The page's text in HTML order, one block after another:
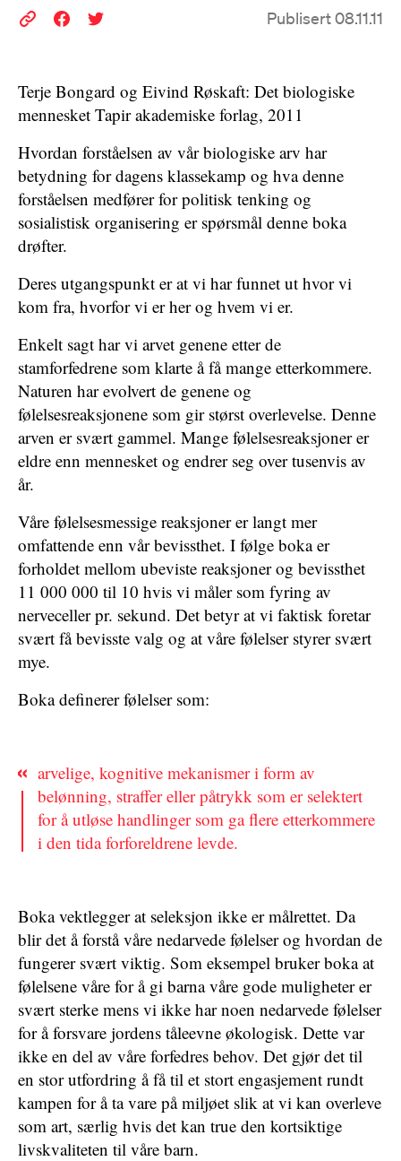
Publisert 08.11.11
Terje Bongard og Eivind Røskaft: Det biologiske
mennesket Tapir akademiske forlag, 2011
Hvordan forståelsen av vår biologiske arv har
betydning for dagens klassekamp og hva denne
forståelsen medfører for politisk tenking og
sosialistisk organisering er spørsmål denne boka
drøfter.
Deres utgangspunkt er at vi har funnet ut hvor vi
kom fra, hvorfor vi er her og hvem vi er.
Enkelt sagt har vi arvet genene etter de
stamforfedrene som klarte å få mange etterkommere.
Naturen har evolvert de genene og
følelsesreaksjonene som gir størst overlevelse. Denne
arven er svært gammel. Mange følelsesreaksjoner er
eldre enn mennesket og endrer seg over tusenvis av
år.
Våre følelsesmessige reaksjoner er langt mer
omfattende enn vår bevissthet. I følge boka er
forholdet mellom ubeviste reaksjoner og bevissthet
11 000 000 til 10 hvis vi måler som fyring av
nerveceller pr. sekund. Det betyr at vi faktisk foretar
svært få bevisste valg og at våre følelser styrer svært
mye.
Boka definerer følelser som:
arvelige, kognitive mekanismer i form av
belønning, straffer eller påtrykk som er selektert
for å utløse handlinger som ga flere etterkommere
i den tida forforeldrene levde.
Boka vektlegger at seleksjon ikke er målrettet. Da
blir det å forstå våre nedarvede følelser og hvordan de
fungerer svært viktig. Som eksempel bruker boka at
følelsene våre for å gi barna våre gode muligheter er
svært sterke mens vi ikke har noen nedarvede følelser
for å forsvare jordens tåleevne økologisk. Dette var
ikke en del av våre forfedres behov. Det gjør det til
en stor utfordring å få til et stort engasjement rundt
kampen for å ta vare på miljøet slik at vi kan overleve
som art, særlig hvis det kan true den kortsiktige
livskvaliteten til våre barn.